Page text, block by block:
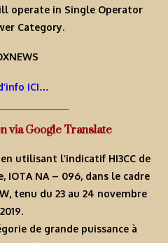
operate in Single Operator
Category.
ICI…
via Google Translate
utilisant l’indicatif HI3CC de
IOTA NA – 096, dans le cadre
tenu du 23 au 24 novembre
2019.
de grande puissance à